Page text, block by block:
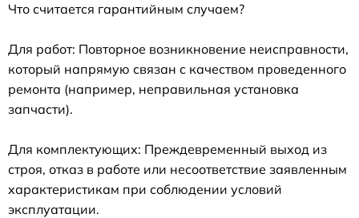
Что считается гарантийным случаем?
Для работ: Повторное возникновение неисправности,
который напрямую связан с качеством проведенного
ремонта (например, неправильная установка
запчасти).
Для комплектующих: Преждевременный выход из
строя, отказ в работе или несоответствие заявленным
характеристикам при соблюдении условий
эксплуатации.